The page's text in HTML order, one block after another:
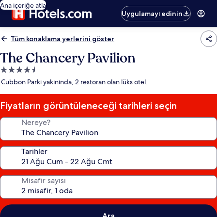
Ana içeriğe atla
Uygulamayı edinin
Tüm konaklama yerlerini göster
The Chancery Pavilion
4.5
yıldızlı
yeri
Cubbon Parkı yakınında, 2 restoran olan lüks otel.
Fiyatların görüntüleneceği tarihleri seçin
Nereye?
Tarihler
Misafir sayısı